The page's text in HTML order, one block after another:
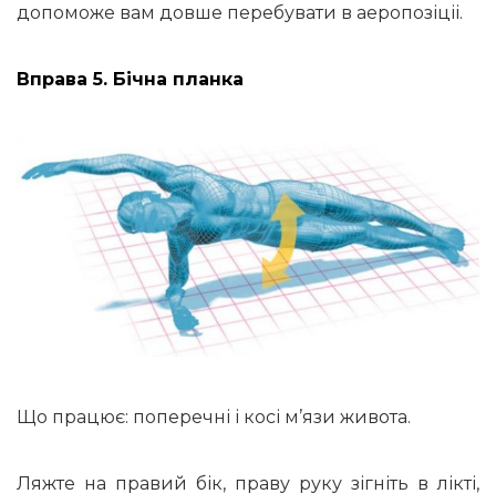
допоможе вам довше перебувати в аеропозіціі.
Вправа 5. Бічна планка
Що працює: поперечні і косі м’язи живота.
Ляжте на правий бік, праву руку зігніть в лікті,